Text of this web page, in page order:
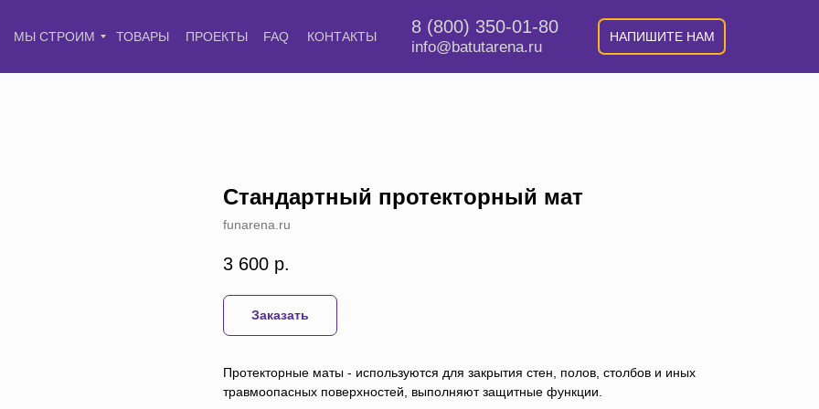
НАПИШИТЕ НАМ
8 (800) 350-01-80
info@batutarena.ru
МЫ СТРОИМ ТОВАРЫ ПРОЕКТЫ FAQ КОНТАКТЫ
Стандартный протекторный мат
funarena.ru
3 600 р.
Заказать
Протекторные маты - используются для закрытия стен, полов, столбов и иных
травмоопасных поверхностей, выполняют защитные функции.